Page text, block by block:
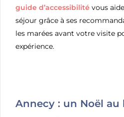
guide d’accessibilité vous
séjour grâce à ses
les marées avant votre visite
expérience.
Annecy : un Noël au